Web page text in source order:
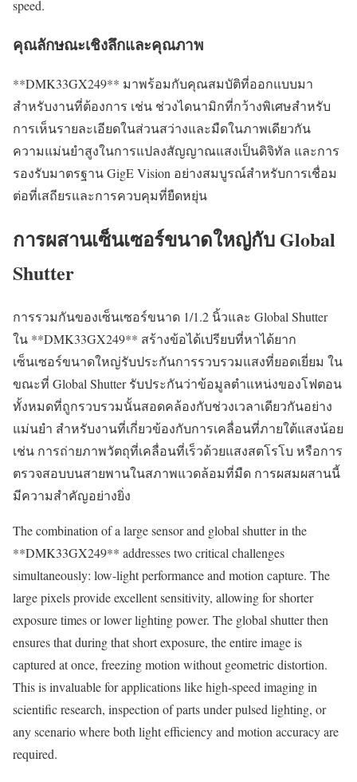
speed.
คุณลักษณะเชิงลึกและคุณภาพ
**DMK33GX249** มาพร้อมกับคุณสมบัติที่ออกแบบมา
สำหรับงานที่ต้องการ เช่น ช่วงไดนามิกที่กว้างพิเศษสำหรับ
การเห็นรายละเอียดในส่วนสว่างและมืดในภาพเดียวกัน
ความแม่นยำสูงในการแปลงสัญญาณแสงเป็นดิจิทัล และการ
รองรับมาตรฐาน GigE Vision อย่างสมบูรณ์สำหรับการเชื่อม
ต่อที่เสถียรและการควบคุมที่ยืดหยุ่น
การผสานเซ็นเซอร์ขนาดใหญ่กับ Global
Shutter
การรวมกันของเซ็นเซอร์ขนาด 1/1.2 นิ้วและ Global Shutter
ใน **DMK33GX249** สร้างข้อได้เปรียบที่หาได้ยาก
เซ็นเซอร์ขนาดใหญ่รับประกันการรวบรวมแสงที่ยอดเยี่ยม ใน
ขณะที่ Global Shutter รับประกันว่าข้อมูลตำแหน่งของโฟตอน
ทั้งหมดที่ถูกรวบรวมนั้นสอดคล้องกับช่วงเวลาเดียวกันอย่าง
แม่นยำ สำหรับงานที่เกี่ยวข้องกับการเคลื่อนที่ภายใต้แสงน้อย
เช่น การถ่ายภาพวัตถุที่เคลื่อนที่เร็วด้วยแสงสตโรโบ หรือการ
ตรวจสอบบนสายพานในสภาพแวดล้อมที่มืด การผสมผสานนี้
มีความสำคัญอย่างยิ่ง
The combination of a large sensor and global shutter in the
**DMK33GX249** addresses two critical challenges
simultaneously: low-light performance and motion capture. The
large pixels provide excellent sensitivity, allowing for shorter
exposure times or lower lighting power. The global shutter then
ensures that during that short exposure, the entire image is
captured at once, freezing motion without geometric distortion.
This is invaluable for applications like high-speed imaging in
scientific research, inspection of parts under pulsed lighting, or
any scenario where both light efficiency and motion accuracy are
required.